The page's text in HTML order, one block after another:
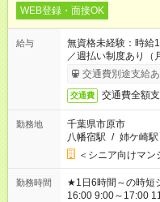
WEB登録・面接OK
給与
無資格未経験：時
／週払い制度あり（
了次第のお支払いと
交通費別途支給あ
交通費 交通費全額
勤務地
千葉県市原市
八幡宿駅 / 姉ケ崎駅
＜シニア向けマン
勤務時間
★1日6時間～の時短シフトOK ★スタート時
16:00 9:00～17:00 11:00